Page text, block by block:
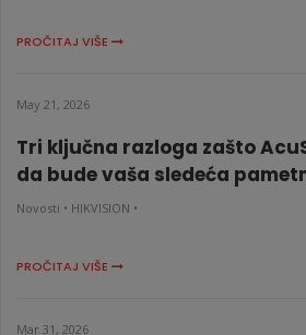
PROČITAJ VIŠE
May 21, 2026
Tri ključna razloga zašto
da bude vaša sledeća
Novosti • HIKVISION •
PROČITAJ VIŠE
Mar 31, 2026